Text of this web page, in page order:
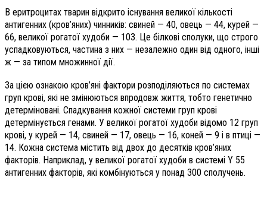
В еритроцитах тварин відкрито існування великої кількості
антигенних (кров’яних) чинників: свиней — 40, овець — 44, курей —
66, великої рогатої худоби — 103. Це білкові сполуки, що строго
успадковуються, частина з них — незалежно один від одного, інші
ж — за типом множинної дії.
За цією ознакою кров’яні фактори розподіляються по системах
груп крові, які не змінюються впродовж життя, тобто генетично
детерміновані. Спадкування кожної системи груп крові
детермінується генами. У великої рогатої худоби відомо 12 груп
крові, у курей — 14, свиней — 17, овець — 16, коней — 9 і в птиці —
14. Кожна система містить від двох до десятків кров’яних
факторів. Наприклад, у великої рогатої худоби в системі Y 55
антигенних факторів, які комбінуються у понад 300 сполучень.